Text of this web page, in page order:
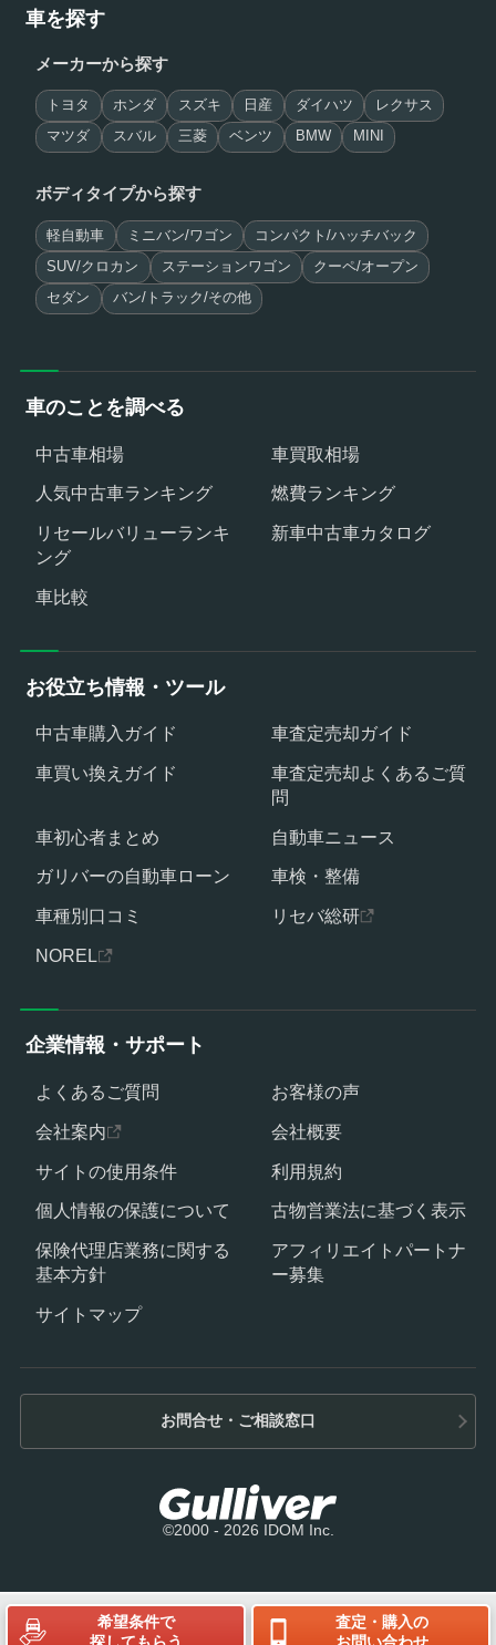
希望条件で
査定・購入の
車を探す
メーカーから探す
トヨタ ホンダ スズキ 日産 ダイハツ レクサス
マツダ スバル 三菱 ベンツ BMW MINI
ボディタイプから探す
軽自動車 ミニバン/ワゴン コンパクト/ハッチバック
SUV/クロカン ステーションワゴン クーペ/オープン
セダン バン/トラック/その他
車のことを調べる
中古車相場
車買取相場
人気中古車ランキング
燃費ランキング
リセールバリューランキ
ング
新車中古車カタログ
車比較
お役立ち情報・ツール
中古車購入ガイド
車査定売却ガイド
車買い換えガイド
車査定売却よくあるご質
問
車初心者まとめ
自動車ニュース
ガリバーの自動車ローン
車検・整備
車種別口コミ
リセバ総研
NOREL
お問合せ・ご相談窓口
©2000 - 2026 IDOM Inc.
企業情報・サポート
よくあるご質問
お客様の声
会社案内
会社概要
サイトの使用条件
利用規約
個人情報の保護について
古物営業法に基づく表示
保険代理店業務に関する
基本方針
アフィリエイトパートナ
ー募集
サイトマップ